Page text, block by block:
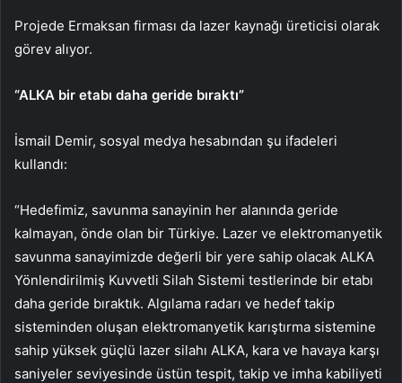
Projede Ermaksan firması da lazer kaynağı üreticisi olarak
görev alıyor.
“ALKA bir etabı daha geride bıraktı”
İsmail Demir, sosyal medya hesabından şu ifadeleri
kullandı:
“Hedefimiz, savunma sanayinin her alanında geride
kalmayan, önde olan bir Türkiye. Lazer ve elektromanyetik
savunma sanayimizde değerli bir yere sahip olacak ALKA
Yönlendirilmiş Kuvvetli Silah Sistemi testlerinde bir etabı
daha geride bıraktık. Algılama radarı ve hedef takip
sisteminden oluşan elektromanyetik karıştırma sistemine
sahip yüksek güçlü lazer silahı ALKA, kara ve havaya karşı
saniyeler seviyesinde üstün tespit, takip ve imha kabiliyeti